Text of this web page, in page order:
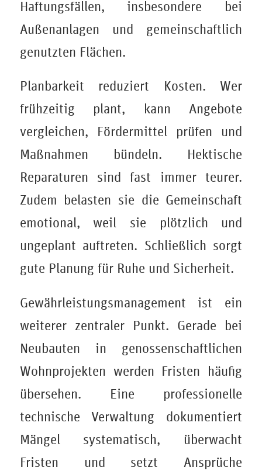
Haftungsfällen, insbesondere bei
Außenanlagen und gemeinschaftlich
genutzten Flächen.
Planbarkeit reduziert Kosten. Wer
frühzeitig plant, kann Angebote
vergleichen, Fördermittel prüfen und
Maßnahmen bündeln. Hektische
Reparaturen sind fast immer teurer.
Zudem belasten sie die Gemeinschaft
emotional, weil sie plötzlich und
ungeplant auftreten. Schließlich sorgt
gute Planung für Ruhe und Sicherheit.
Gewährleistungsmanagement ist ein
weiterer zentraler Punkt. Gerade bei
Neubauten in genossenschaftlichen
Wohnprojekten werden Fristen häufig
übersehen. Eine professionelle
technische Verwaltung dokumentiert
Mängel systematisch, überwacht
Fristen und setzt Ansprüche